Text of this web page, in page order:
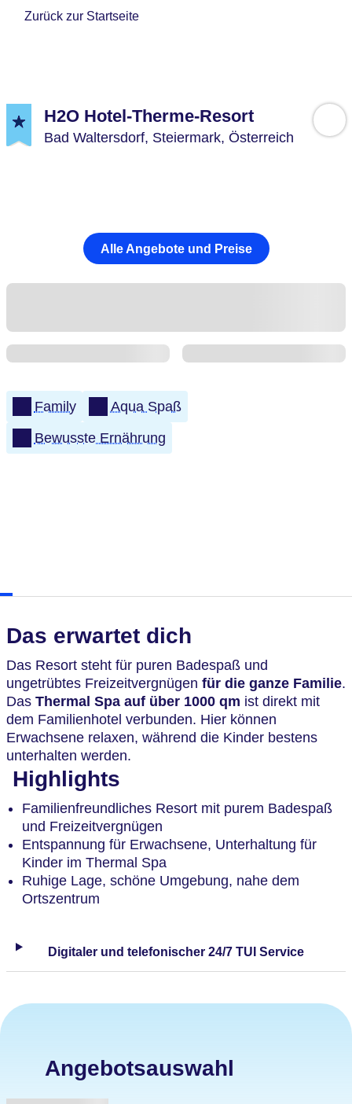
Zurück zur Startseite
H2O Hotel-Therme-Resort
Bad Waltersdorf, Steiermark, Österreich
Alle Angebote und Preise
Family
Aqua Spaß
Bewusste Ernährung
Das erwartet dich
Das Resort steht für puren Badespaß und
ungetrübtes Freizeitvergnügen für die ganze Familie.
Das Thermal Spa auf über 1000 qm ist direkt mit
dem Familienhotel verbunden. Hier können
Erwachsene relaxen, während die Kinder bestens
unterhalten werden.
Highlights
Familienfreundliches Resort mit purem Badespaß
und Freizeitvergnügen
Entspannung für Erwachsene, Unterhaltung für
Kinder im Thermal Spa
Ruhige Lage, schöne Umgebung, nahe dem
Ortszentrum
Digitaler und telefonischer 24/7 TUI Service
Angebotsauswahl